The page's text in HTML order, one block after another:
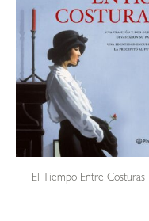
El Tiempo Entre Costuras